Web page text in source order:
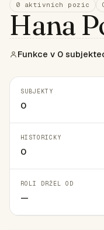
0 aktivních pozic
Hana
Funkce v 0
SUBJEKTY
0
HISTORICKY
0
ROLI DRŽEL OD
—